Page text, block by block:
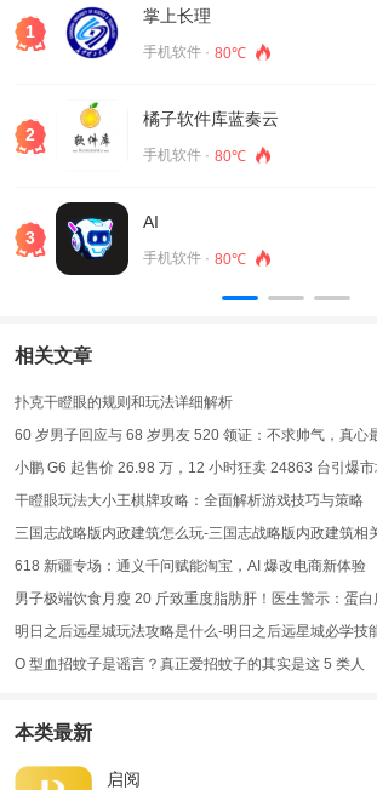
2. 无广告：与其他小说应用不同，在启阅中你将不会被
地享受阅读乐趣。
4. 简约界面：启阅采用简洁清晰的界面设计风格，让用
故事中。
1. 自由定制化：用户可以根据个人喜好设置观看亮度、
的环境下进行阅读。
2. 一键恢复数据：启阅支持一键恢复数据的功能，让用
续获得全新的阅读体验。
4. 离线下载：用户可以将喜欢的小说下载到本地进行离
享阅读乐趣。
软件内容
启阅提供了各种类型的小说内容，包括玄幻、都市、仙
书签功能，让用户随时回到上次停止阅读的地方。
软件简评
总体而言，启阅是一款功能强大且易于使用的小说应用
费小说资源，并且没有广告打扰，在舒适愉悦的界面下
是小说新手还是资深读者，都能在启阅中找到满足自己
1
掌上长理
手机软件 · 80℃
2
橘子软件库蓝奏云
手机软件 · 80℃
3
AI
手机软件 · 80℃
相关文章
扑克干瞪眼的规则和玩法详细解析
60 岁男子回应与 68 岁男友 520 领证：不求帅气，真心
小鹏 G6 起售价 26.98 万，12 小时狂卖 24863 台引爆市
干瞪眼玩法大小王棋牌攻略：全面解析游戏技巧与策略
三国志战略版内政建筑怎么玩-三国志战略版内政建筑相
618 新疆专场：通义千问赋能淘宝，AI 爆改电商新体验
明日之后远星城玩法攻略是什么-明日之后远星城必学技
O 型血招蚊子是谣言？真正爱招蚊子的其实是这 5 类人
本类最新
启阅